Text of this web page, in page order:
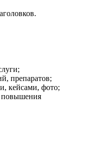
препаратов;
кейсами, фото;